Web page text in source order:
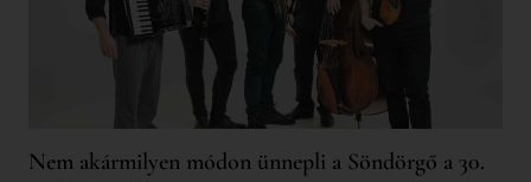
Nem akármilyen módon ünnepli a Söndörgő a 30.